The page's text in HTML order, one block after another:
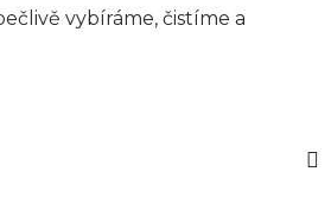
vybíráme, čistíme a